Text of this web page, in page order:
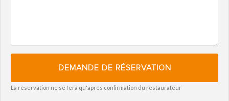
DEMANDE DE RÉSERVATION
La réservation ne se fera qu'après confirmation du restaurateur